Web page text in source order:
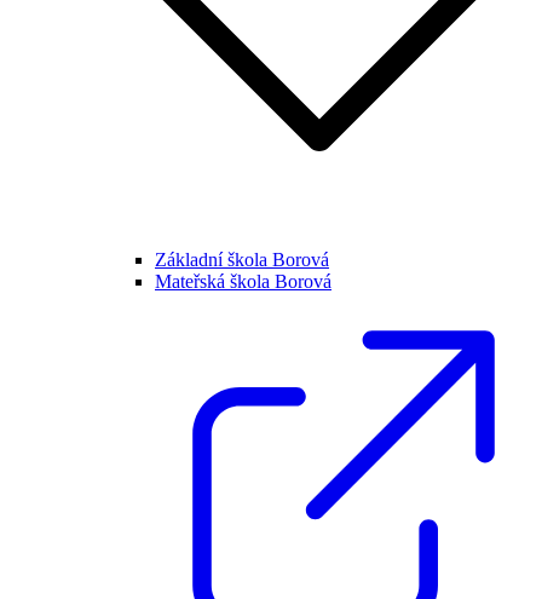
Základní škola Borová
Mateřská škola Borová